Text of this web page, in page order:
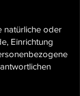
natürliche oder
Einrichtung